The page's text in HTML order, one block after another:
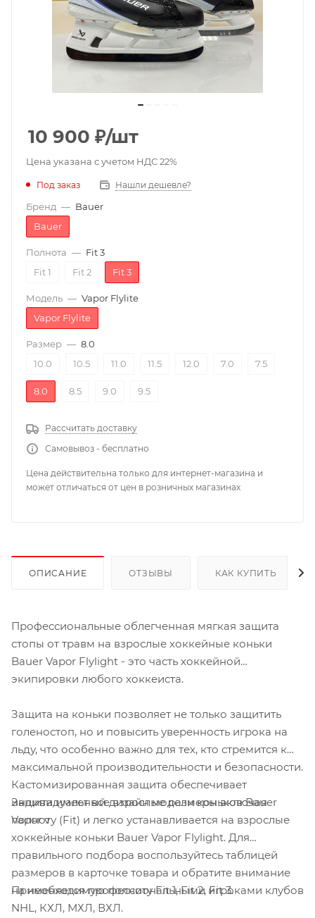
10 900 ₽/шт
Цена указана с учетом НДС 22%
Под заказ Нашли дешевле?
Бренд — Bauer
Bauer
Полнота — Fit 3
Fit 1
Fit 2 Fit 3
Модель — Vapor Flylite
Vapor Flylite
Размер — 8.0
10.0
10.5 11.0 11.5 12.0 7.0 7.5
8.0 8.5 9.0 9.5
Рассчитать доставку
Самовывоз - бесплатно
Цена действительна только для интернет-магазина и
может отличаться от цен в розничных магазинах
ОПИСАНИЕ ОТЗЫВЫ КАК КУПИТЬ
Профессиональные облегченная мягкая защита
стопы от травм на взрослые хоккейные коньки
Bauer Vapor Flylight - это часть хоккейной
экипировки любого хоккеиста.
Защита на коньки позволяет не только защитить
голеностоп, но и повысить уверенность игрока на
льду, что особенно важно для тех, кто стремится к
максимальной производительности и безопасности.
Кастомизированная защита обеспечивает
индивидуальный дизайн модели коньков Bauer
Vapor v
Защита имеет все взрослые размеры включая
полноту (Fit) и легко устанавливается на взрослые
хоккейные коньки Bauer Vapor Flylight. Для
правильного подбора воспользуйтесь таблицей
размеров в карточке товара и обратите внимание
на необходимую полноту Fit 1, Fit 2, Fit 3.
Применяется профессиональными игроками клубов
NHL, КХЛ, МХЛ, ВХЛ.